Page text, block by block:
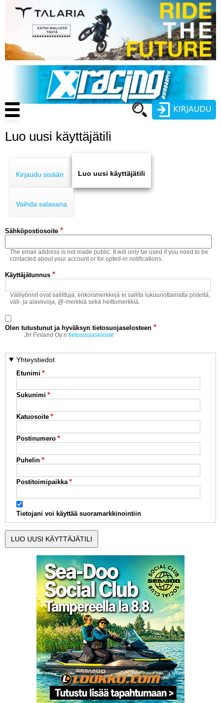
pääsisältöön
Käyttäjätunnus
Main
navigation
ENDURO
MOTOCROSS
MUUT LAJIT
YLEISTÄ ALALTA
LUE DIGILEHDET
ASIAKASPALVELU JA
MEDIATIEDOT
YHTEYSTIEDOT
Luo uusi käyttäjätili
tabs
Kirjaudu sisään Luo uusi käyttäjätili
Vaihda salasana
Sähköpostiosoite
The email address is not made public. It will only be used if you need to be
contacted about your account or for opted-in notifications.
Käyttäjätunnus
Välilyönnit ovat sallittuja; erikoismerkkejä ei sallita lukuunottamatta pisteitä,
väli- ja alaviivoja, @-merkkiä sekä heittomerkkiä.
Olen tutustunut ja hyväksyn tietosuojaselosteen
JH Finland Oy:ntietosuojaseloste
Yhteystiedot
Etunimi
Sukunimi
Katuosoite
Postinumero
Puhelin
Postitoimipaikka
Tietojani voi käyttää suoramarkkinointiin